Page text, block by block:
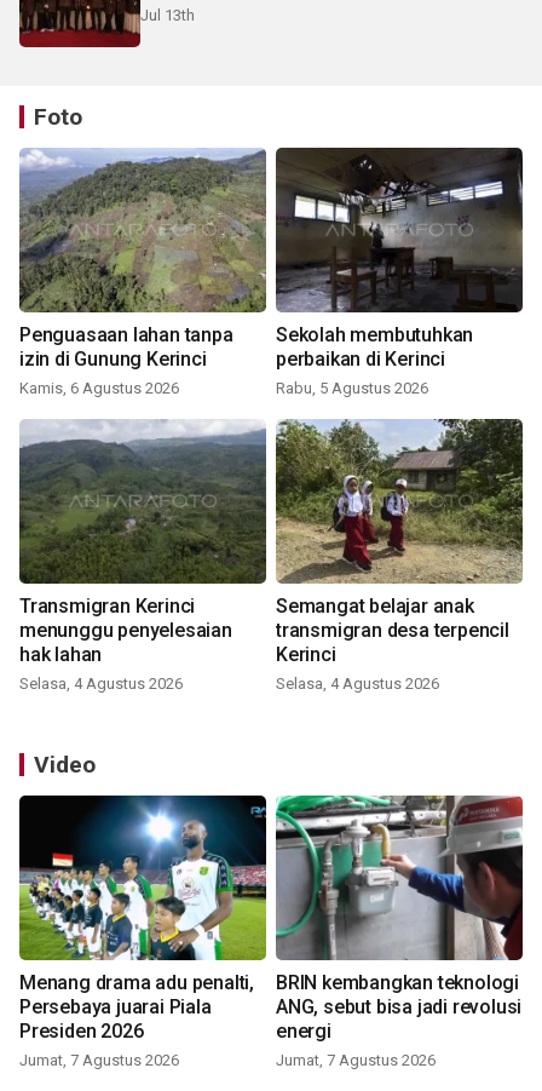
Jul 13th
Foto
Penguasaan lahan tanpa
izin di Gunung Kerinci
Kamis, 6 Agustus 2026
Sekolah membutuhkan
perbaikan di Kerinci
Rabu, 5 Agustus 2026
Transmigran Kerinci
menunggu penyelesaian
hak lahan
Selasa, 4 Agustus 2026
Semangat belajar anak
transmigran desa terpencil
Kerinci
Selasa, 4 Agustus 2026
Video
Menang drama adu penalti,
Persebaya juarai Piala
Presiden 2026
Jumat, 7 Agustus 2026
BRIN kembangkan teknologi
ANG, sebut bisa jadi revolusi
energi
Jumat, 7 Agustus 2026